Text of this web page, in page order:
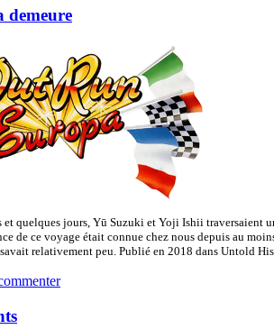
demeure
et quelques jours, Yū Suzuki et Yoji Ishii traversaient
de ce voyage était connue chez nous depuis au
relativement peu. Publié en 2018 dans Untold